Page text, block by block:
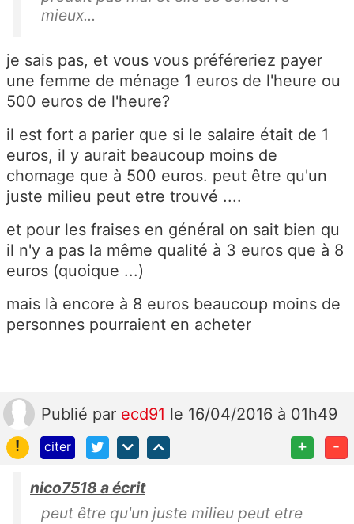
mieux...
je sais pas, et vous vous préféreriez payer
une femme de ménage 1 euros de l'heure ou
500 euros de l'heure?
il est fort a parier que si le salaire était de 1
euros, il y aurait beaucoup moins de
chomage que à 500 euros. peut être qu'un
juste milieu peut etre trouvé ....
et pour les fraises en général on sait bien qu
il n'y a pas la même qualité à 3 euros que à 8
euros (quoique ...)
mais là encore à 8 euros beaucoup moins de
personnes pourraient en acheter
Publié par ecd91 le 16/04/2016 à 01h49
!
citer + -
nico7518 a écrit
peut être qu'un juste milieu peut etre